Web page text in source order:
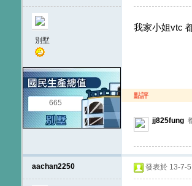
別墅
665
我家小姐vtc
點評
jj825fung
aachan2250 發表於 13-7-